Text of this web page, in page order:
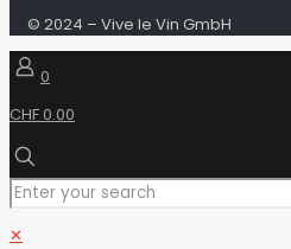
© 2024 – Vive le Vin GmbH
0
CHF 0.00
✕